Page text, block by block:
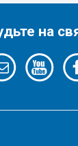
на